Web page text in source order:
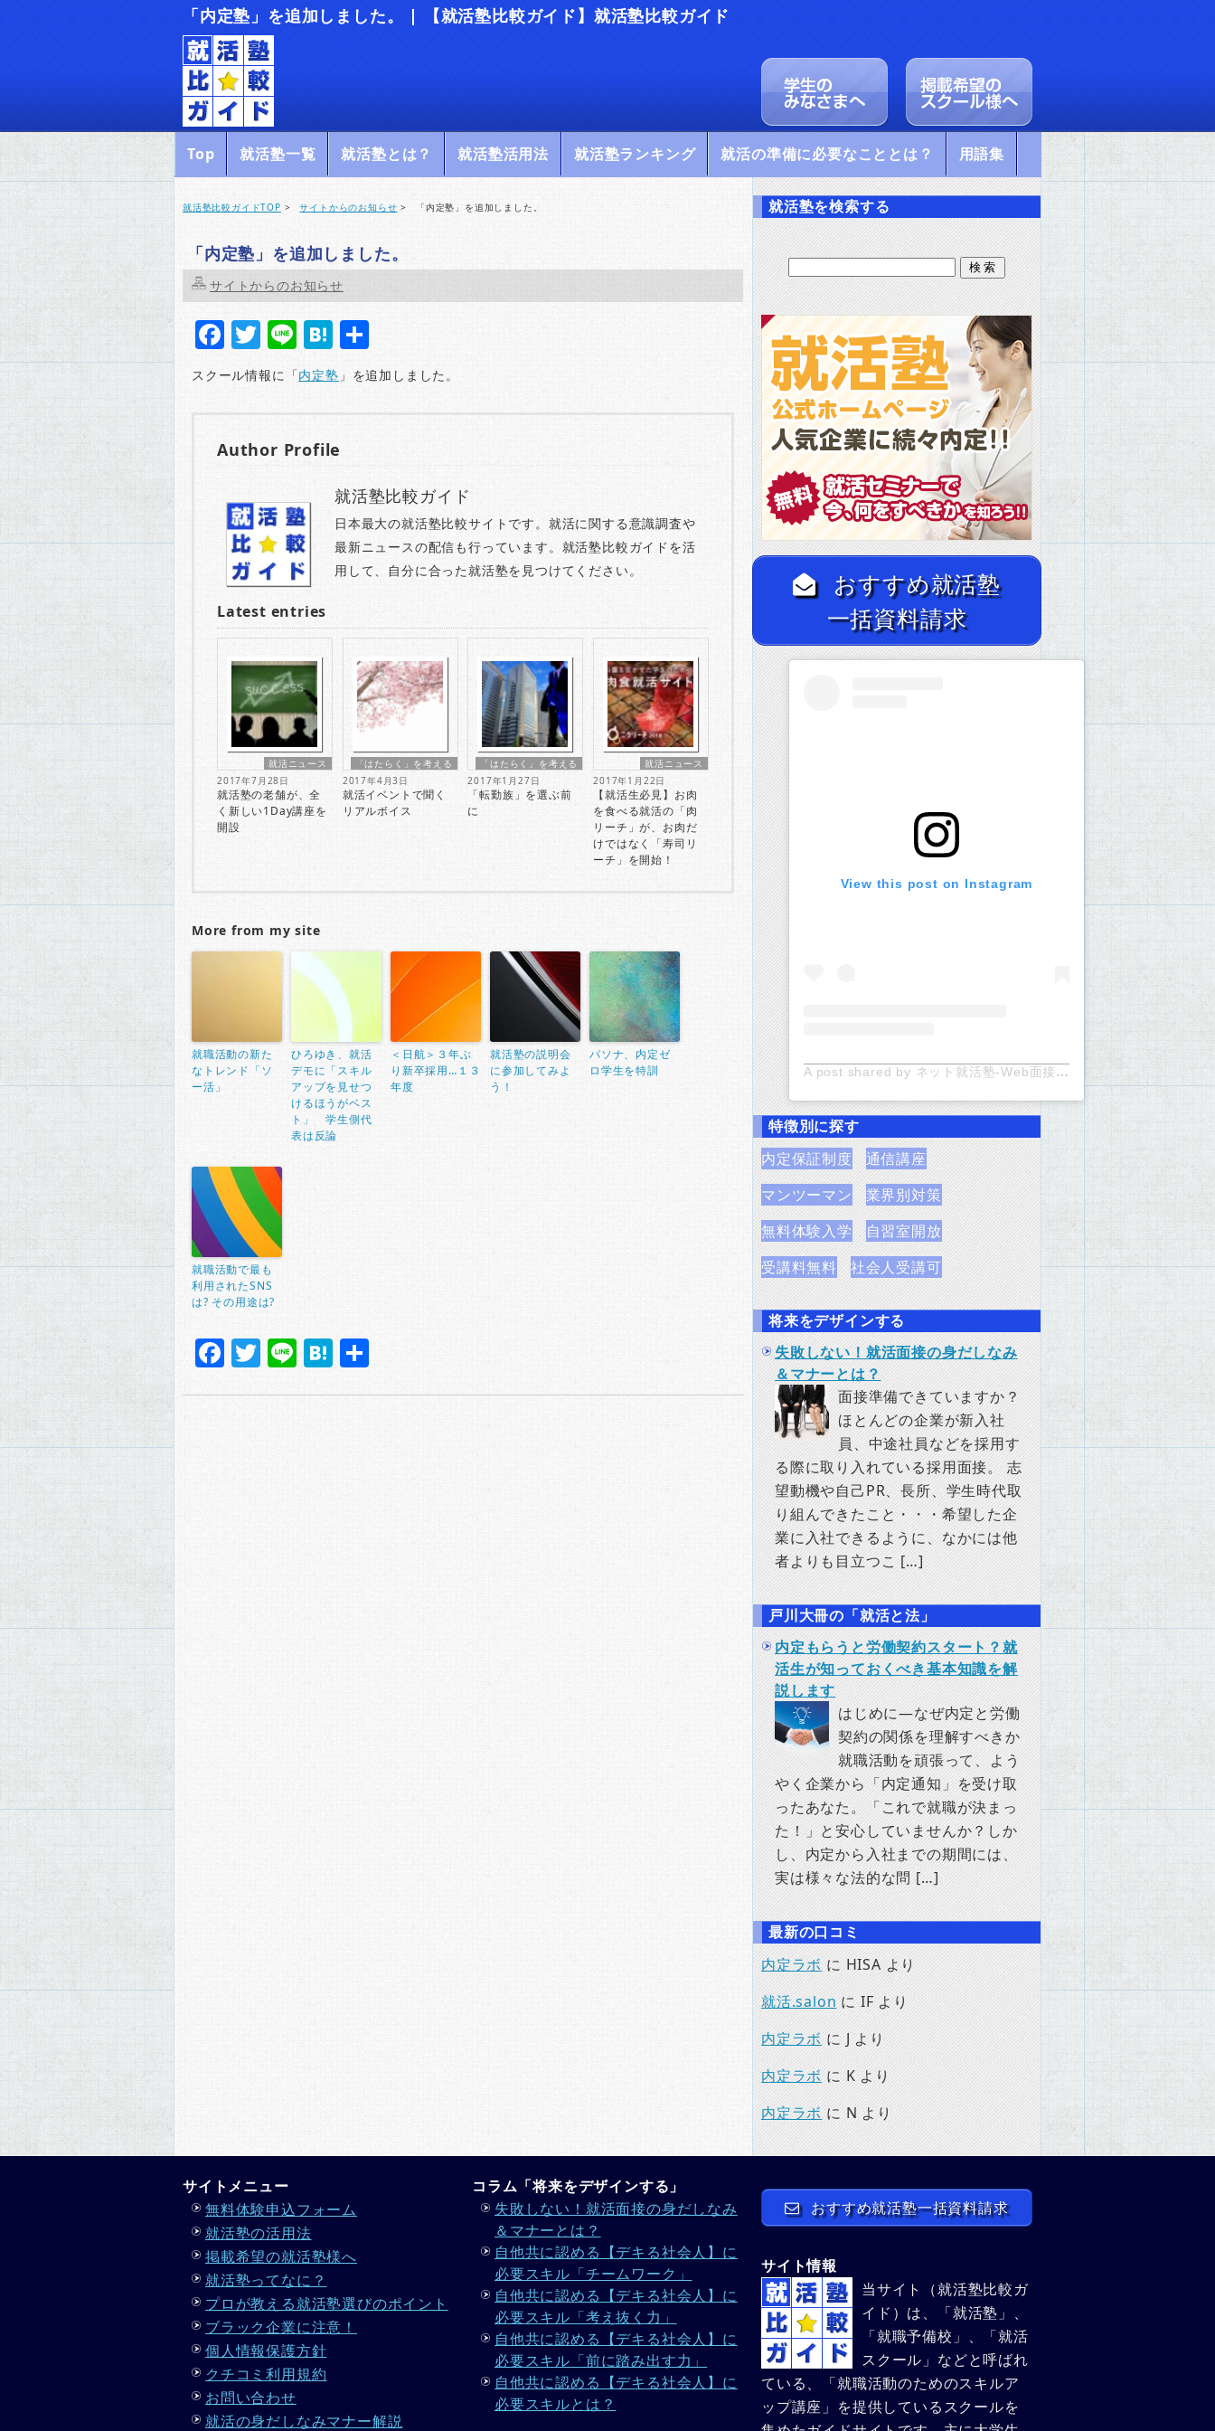
「内定塾」を追加しました。 | 【就活塾比較ガイド】就活塾比較ガイド
Top 就活塾一覧 就活塾とは？ 就活塾活用法 就活塾ランキング 就活の準備に必要なこととは？ 用語集
就活塾比較ガイドTOP > サイトからのお知らせ > 「内定塾」を追加しました。
「内定塾」を追加しました。
サイトからのお知らせ
Facebook
Twitter
LineHatena
有
スクール情報に「内定塾 」を追加しました。
Author Profile
就活塾比較ガイド
日本最大の就活塾比較サイトです。就活に関する意識調査や
最新ニュースの配信も行っています。就活塾比較ガイドを活
用して、自分に合った就活塾を見つけてください。
Latest entries
就活ニュース
2017年7月28日
就活塾の老舗が、全
く新しい1Day講座を
開設
「はたらく」を考える
2017年4月3日
就活イベントで聞く
リアルボイス
「はたらく」を考える
2017年1月27日
「転勤族」を選ぶ前
に
就活ニュース
2017年1月22日
【就活生必見】お肉
を食べる就活の「肉
リーチ」が、お肉だ
けではなく「寿司リ
ーチ」を開始！
More from my site
就職活動の新た
なトレンド「ソ
ー活」
ひろゆき、就活
デモに「スキル
アップを見せつ
けるほうがベス
ト」 学生側代
表は反論
＜日航＞３年ぶ
り新卒採用…１３
年度
就活塾の説明会
に参加してみよ
う！
パソナ、内定ゼ
ロ学生を特訓
就職活動で最も
利用されたSNS
は? その用途は?
Facebook
Twitter
LineHatena
就活塾を検索する
おすすめ就活塾
一括資料請求
View this post on Instagram
A post shared by ネット就活塾-Web面接対策のお役立ち情報 (@netshukatsu)
特徴別に探す
内定保証制度
通信講座
マンツーマン
業界別対策
無料体験入学
自習室開放
受講料無料
社会人受講可
将来をデザインする
失敗しない！就活面接の身だしなみ
＆マナーとは？
面接準備できていますか？
ほとんどの企業が新入社
員、中途社員などを採用す
る際に取り入れている採用面接。 志
望動機や自己PR、長所、学生時代取
り組んできたこと・・・希望した企
業に入社できるように、なかには他
者よりも目立つこ […]
戸川大冊の「就活と法」
内定もらうと労働契約スタート？就
活生が知っておくべき基本知識を解
説します
はじめに―なぜ内定と労働
契約の関係を理解すべきか
就職活動を頑張って、よう
やく企業から「内定通知」を受け取
ったあなた。「これで就職が決まっ
た！」と安心していませんか？しか
し、内定から入社までの期間には、
実は様々な法的な問 […]
最新の口コミ
内定ラボにHISAより
就活.salonにIFより
内定ラボにJより
内定ラボにKより
内定ラボにNより
サイトメニュー
無料体験申込フォーム
就活塾の活用法
掲載希望の就活塾様へ
就活塾ってなに？
プロが教える就活塾選びのポイント
ブラック企業に注意！
個人情報保護方針
クチコミ利用規約
お問い合わせ
就活の身だしなみマナー解説
コラム「将来をデザインする」
失敗しない！就活面接の身だしなみ
＆マナーとは？
自他共に認める【デキる社会人】に
必要スキル「チームワーク」
自他共に認める【デキる社会人】に
必要スキル「考え抜く力」
自他共に認める【デキる社会人】に
必要スキル「前に踏み出す力」
自他共に認める【デキる社会人】に
必要スキルとは？
おすすめ就活塾一括資料請求
サイト情報
当サイト（就活塾比較ガ
イド）は、「就活塾」、
「就職予備校」、「就活
スクール」などと呼ばれ
ている、「就職活動のためのスキルア
ップ講座」を提供しているスクールを